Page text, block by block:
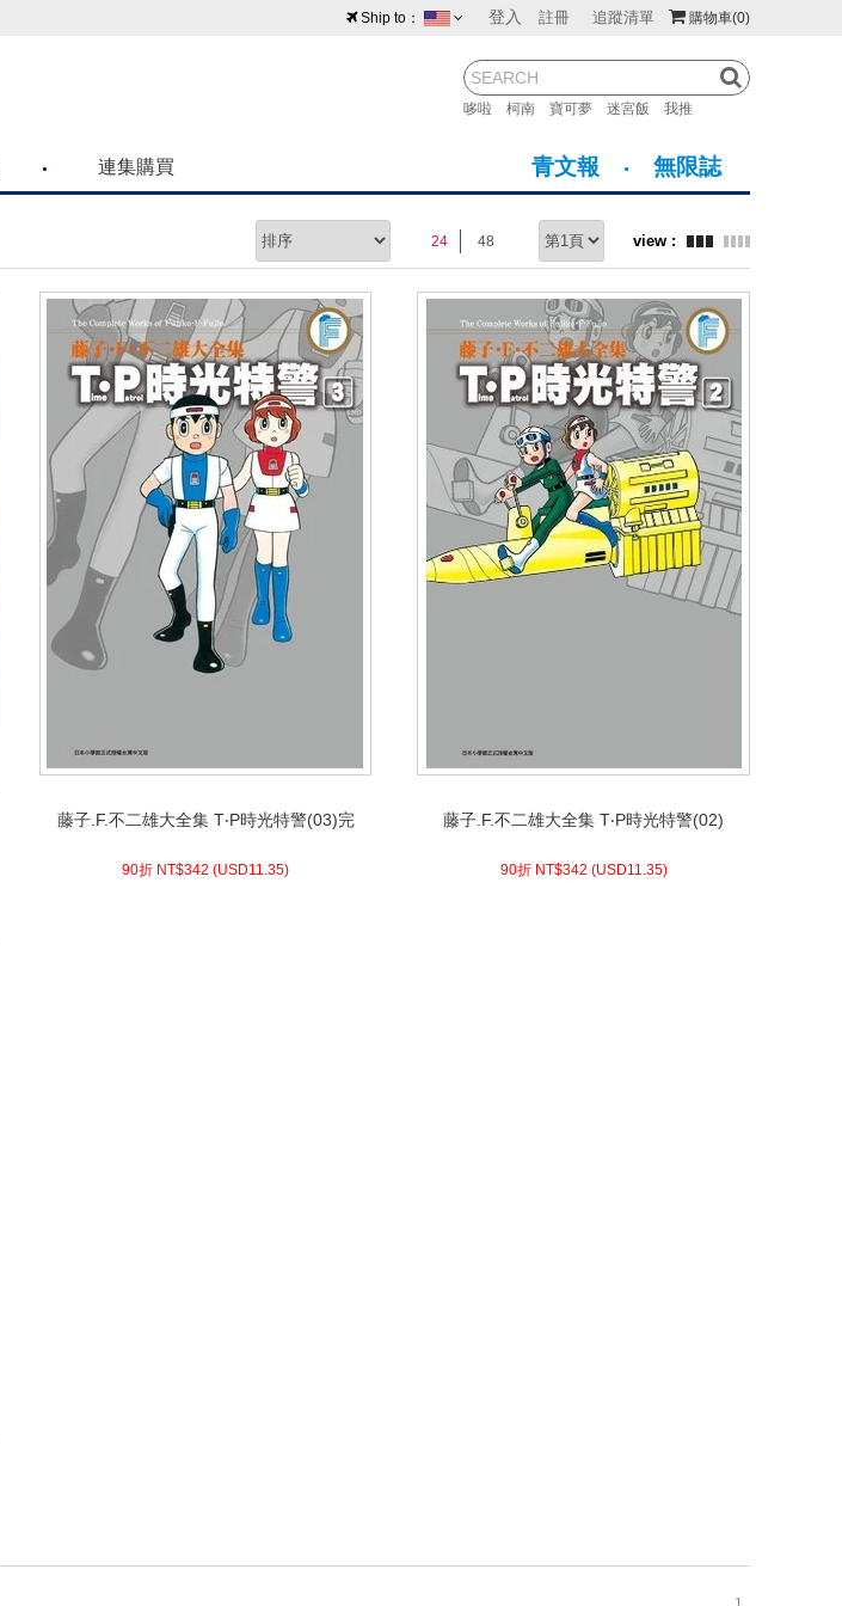
購物車(0)
登入 註冊 追蹤清單
哆啦 柯南 寶可夢 迷宮飯 我推
Ship to：
紐西蘭 馬來西亞
韓國
菲律賓
連集購買 青文報 無限誌
24 48
藤子.F.不二雄大全集 T‧P時光特警(03)完
90折 NT$342 (USD11.35)
90折 NT$
342 (
USD
11.35)
藤子.F.不二雄大全集 T‧P時光特警(02)
90折 NT$342 (USD11.35)
90折 NT$
342 (
USD
11.35)